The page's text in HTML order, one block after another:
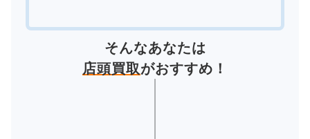
そんなあなたは
店頭買取がおすすめ！